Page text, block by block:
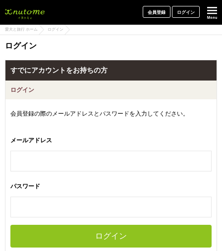
会員登録 ログイン
愛犬と旅行 ホーム ログイン
ログイン
すでにアカウントをお持ちの方
ログイン
会員登録の際のメールアドレスとパスワードを入力してください。
メールアドレス
パスワード